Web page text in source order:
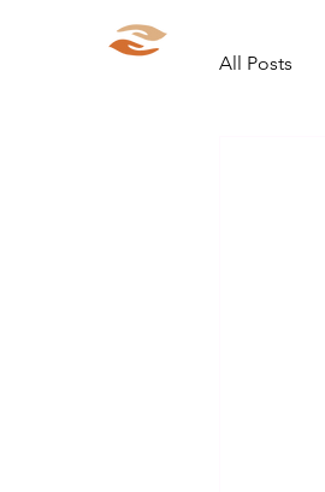
All Posts